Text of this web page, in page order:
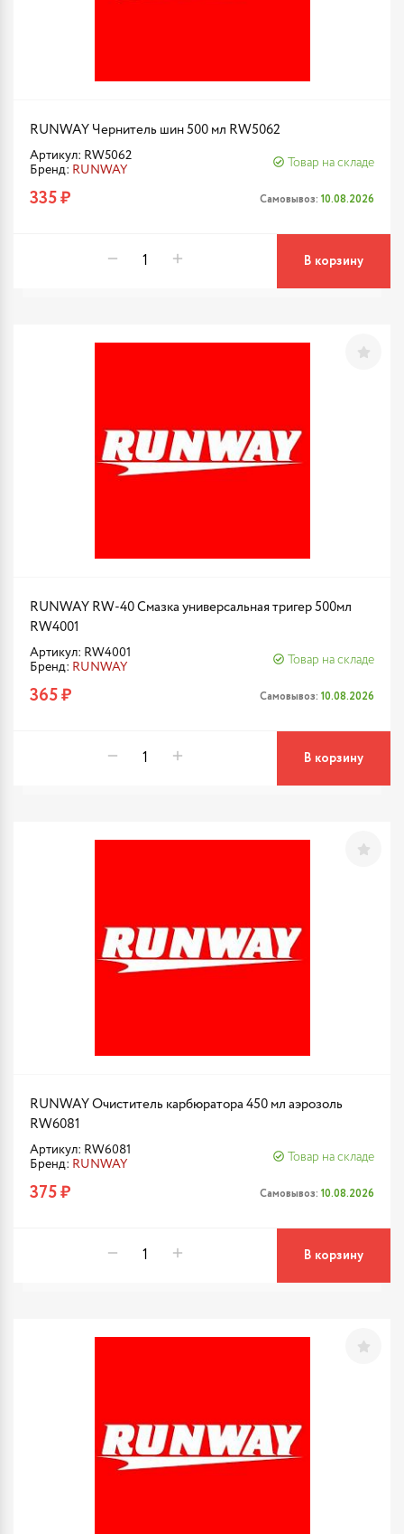
RUNWAY Чернитель шин 500 мл RW5062
Артикул: RW5062
Бренд: RUNWAY
Товар на складе
335 ₽ Самовывоз: 10.08.2026
В корзину
RUNWAY RW-40 Cмазка универсальная тригер 500мл
RW4001
Артикул: RW4001
Бренд: RUNWAY
Товар на складе
365 ₽ Самовывоз: 10.08.2026
В корзину
RUNWAY Очиститель карбюратора 450 мл аэрозоль
RW6081
Артикул: RW6081
Бренд: RUNWAY
Товар на складе
375 ₽ Самовывоз: 10.08.2026
В корзину